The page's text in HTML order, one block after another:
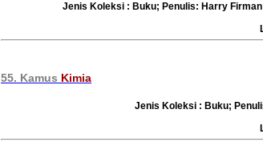
Jenis Koleksi : Buku; Penulis: Harry
55. Kamus Kimia
Jenis Koleksi : Buku;